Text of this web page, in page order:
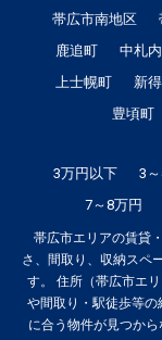
帯広市南地区
鹿追町
中札
上士幌町
新
豊頃町
3万円以下
3
7～8万円
帯広市エリアの賃貸
さ、間取り、収納スペ
す。 住所（帯広市エ
や間取り・駅徒歩等
に合う物件が見つか